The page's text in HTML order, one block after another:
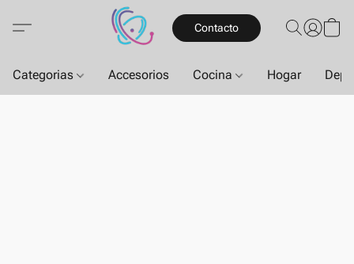
Contacto
Categorias Accesorios Cocina Hogar